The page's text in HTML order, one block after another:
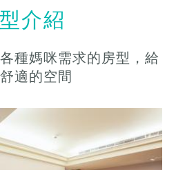
介紹
種媽咪需求的房型，給
適的空間